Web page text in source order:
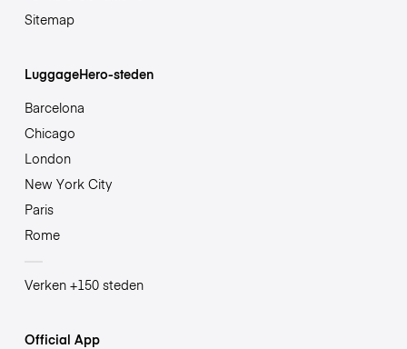
Sitemap
LuggageHero-steden
Barcelona
Chicago
London
New York City
Paris
Rome
Verken +150 steden
Official App